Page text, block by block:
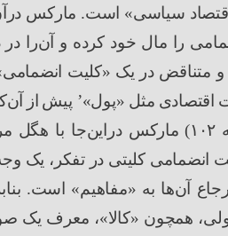
سیاسی» است. مارکس
را مال خود کرده و آنرا
متناقض در یک «کلیت انضمامی
اقتصادی مثل «پول»’ پیش از آن
۱۰۲) مارکس دراینجا با هگل
انضمامی کلیتی در تفکر، یک
آنها به «مفاهیم» است.
همچون «کالا»، معرف یک